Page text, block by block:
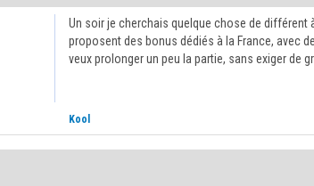
Un soir je cherchais quelque chose de différent
proposent des bonus dédiés à la France, avec
veux prolonger un peu la partie, sans exiger de
Kool